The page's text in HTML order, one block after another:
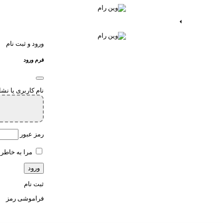
ورود و ثبت نام
فرم ورود
نام کاربری یا
رمز عبور
مرا به
ثبت نام
فراموشی رمز